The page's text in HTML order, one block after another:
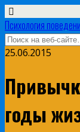
Психология
25.06.2015
годы